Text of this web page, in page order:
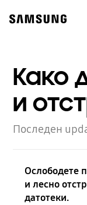
content
Како
и
Последен
Ослободете
и лесно
датотеки.